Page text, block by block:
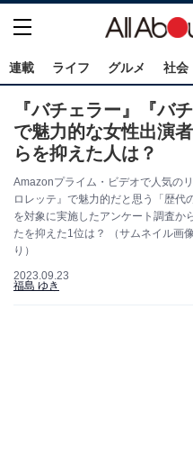
連載 ライフ グルメ 社会
『バチェラー』『バ
で魅力的な女性出演
らを抑えた人は？
Amazonプライム・ビデオで人気の
ロレッテ』で魅力的だと思う「歴代
を対象に実施したアンケート調査か
たを抑えた1位は？ （サムネイル画
り）
2023.09.23
福島 ゆき